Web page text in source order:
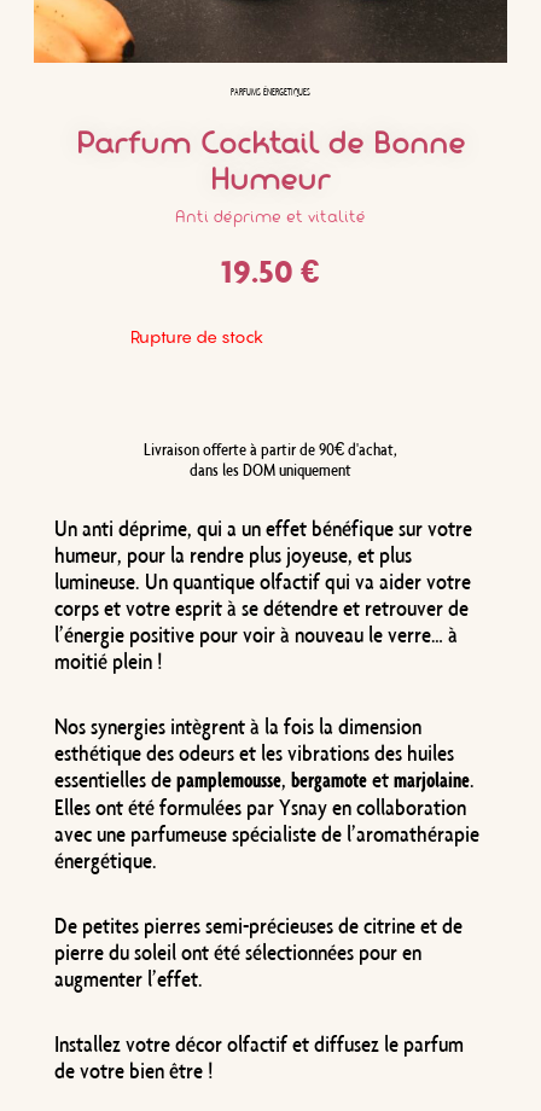
PARFUMS ÉNERGETIQUES
Parfum Cocktail de Bonne
Humeur
Anti déprime et vitalité
19.50€
Rupture de stock
Livraison offerte à partir de 90€ d'achat,
dans les DOM uniquement
Un anti déprime, qui a un effet bénéfique sur votre
humeur, pour la rendre plus joyeuse, et plus
lumineuse. Un quantique olfactif qui va aider votre
corps et votre esprit à se détendre et retrouver de
l’énergie positive pour voir à nouveau le verre… à
moitié plein !
Nos synergies intègrent à la fois la dimension
esthétique des odeurs et les vibrations des huiles
essentielles depamplemousse, bergamoteetmarjolaine.
Elles ont été formulées par Ysnay en collaboration
avec une parfumeuse spécialiste de l’aromathérapie
énergétique.
De petites pierres semi-précieuses de citrine et de
pierre du soleil ont été sélectionnées pour en
augmenter l’effet.
Installez votre décor olfactif et diffusez le parfum
de votre bien être !